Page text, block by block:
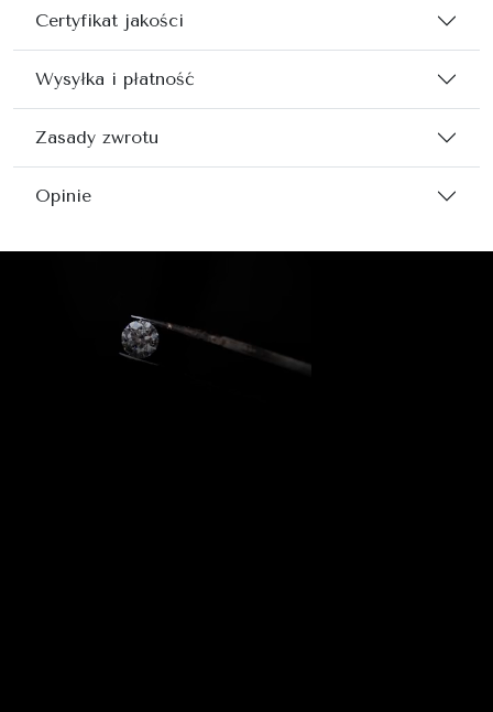
Certyfikat jakości
Wysyłka i płatność
Zasady zwrotu
Opinie